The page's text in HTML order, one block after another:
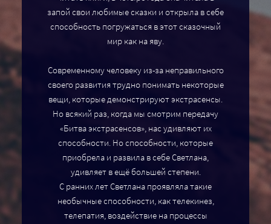
запой свои любимые сказки и открыла в себе
способность погружаться в этот сказочный
мир как на яву.
Современному человеку из-за неправильного
своего развития трудно понимать некоторые
вещи, которые демонстрируют экстрасенсы.
Но всякий раз, когда мы смотрим передачу
«Битва экстрасенсов», нас удивляют их
способности. Но способности, которые
приобрела и развила в себе Светлана,
удивляет в ещё большей степени.
С ранних лет Светлана проявляла такие
необычные способности, как телекинез,
телепатия, воздействие на процессы